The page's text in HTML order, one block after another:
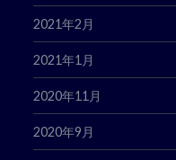
2021年2月
2021年1月
2020年11月
2020年9月